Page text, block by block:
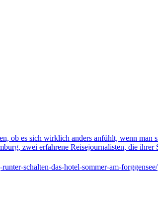
ob es sich wirklich anders anfühlt, wenn man
zwei erfahrene Reisejournalisten, die
schalten-das-hotel-sommer-am-forggensee/